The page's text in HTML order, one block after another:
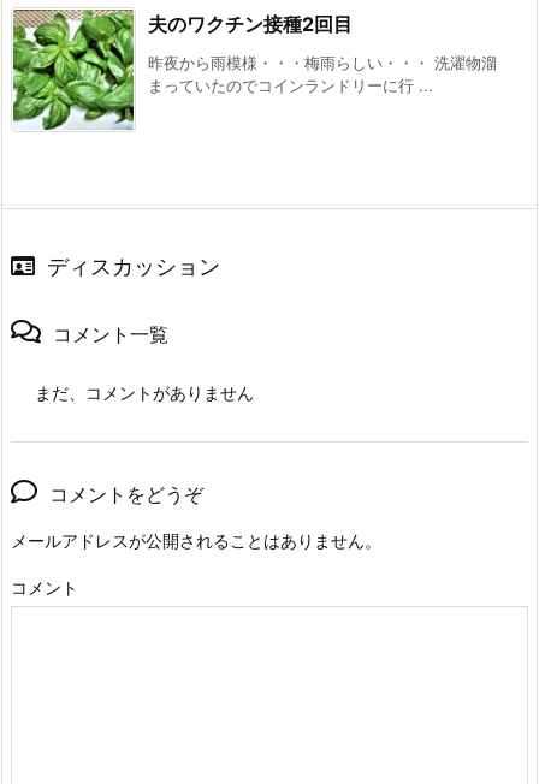
夫のワクチン接種2回目
昨夜から雨模様・・・梅雨らしい・・・ 洗濯物溜
まっていたのでコインランドリーに行 ...
ディスカッション
コメント一覧
まだ、コメントがありません
コメントをどうぞ
メールアドレスが公開されることはありません。
コメント